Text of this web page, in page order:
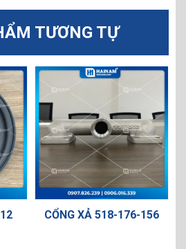
TƯƠNG TỰ
XẢ 518-176-156
MÀNG